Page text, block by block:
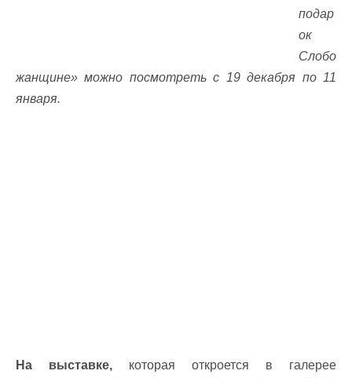
подар
ок
Слобо
жанщине» можно посмотреть с 19 декабря по 11
января.
На выставке, которая откроется в галерее